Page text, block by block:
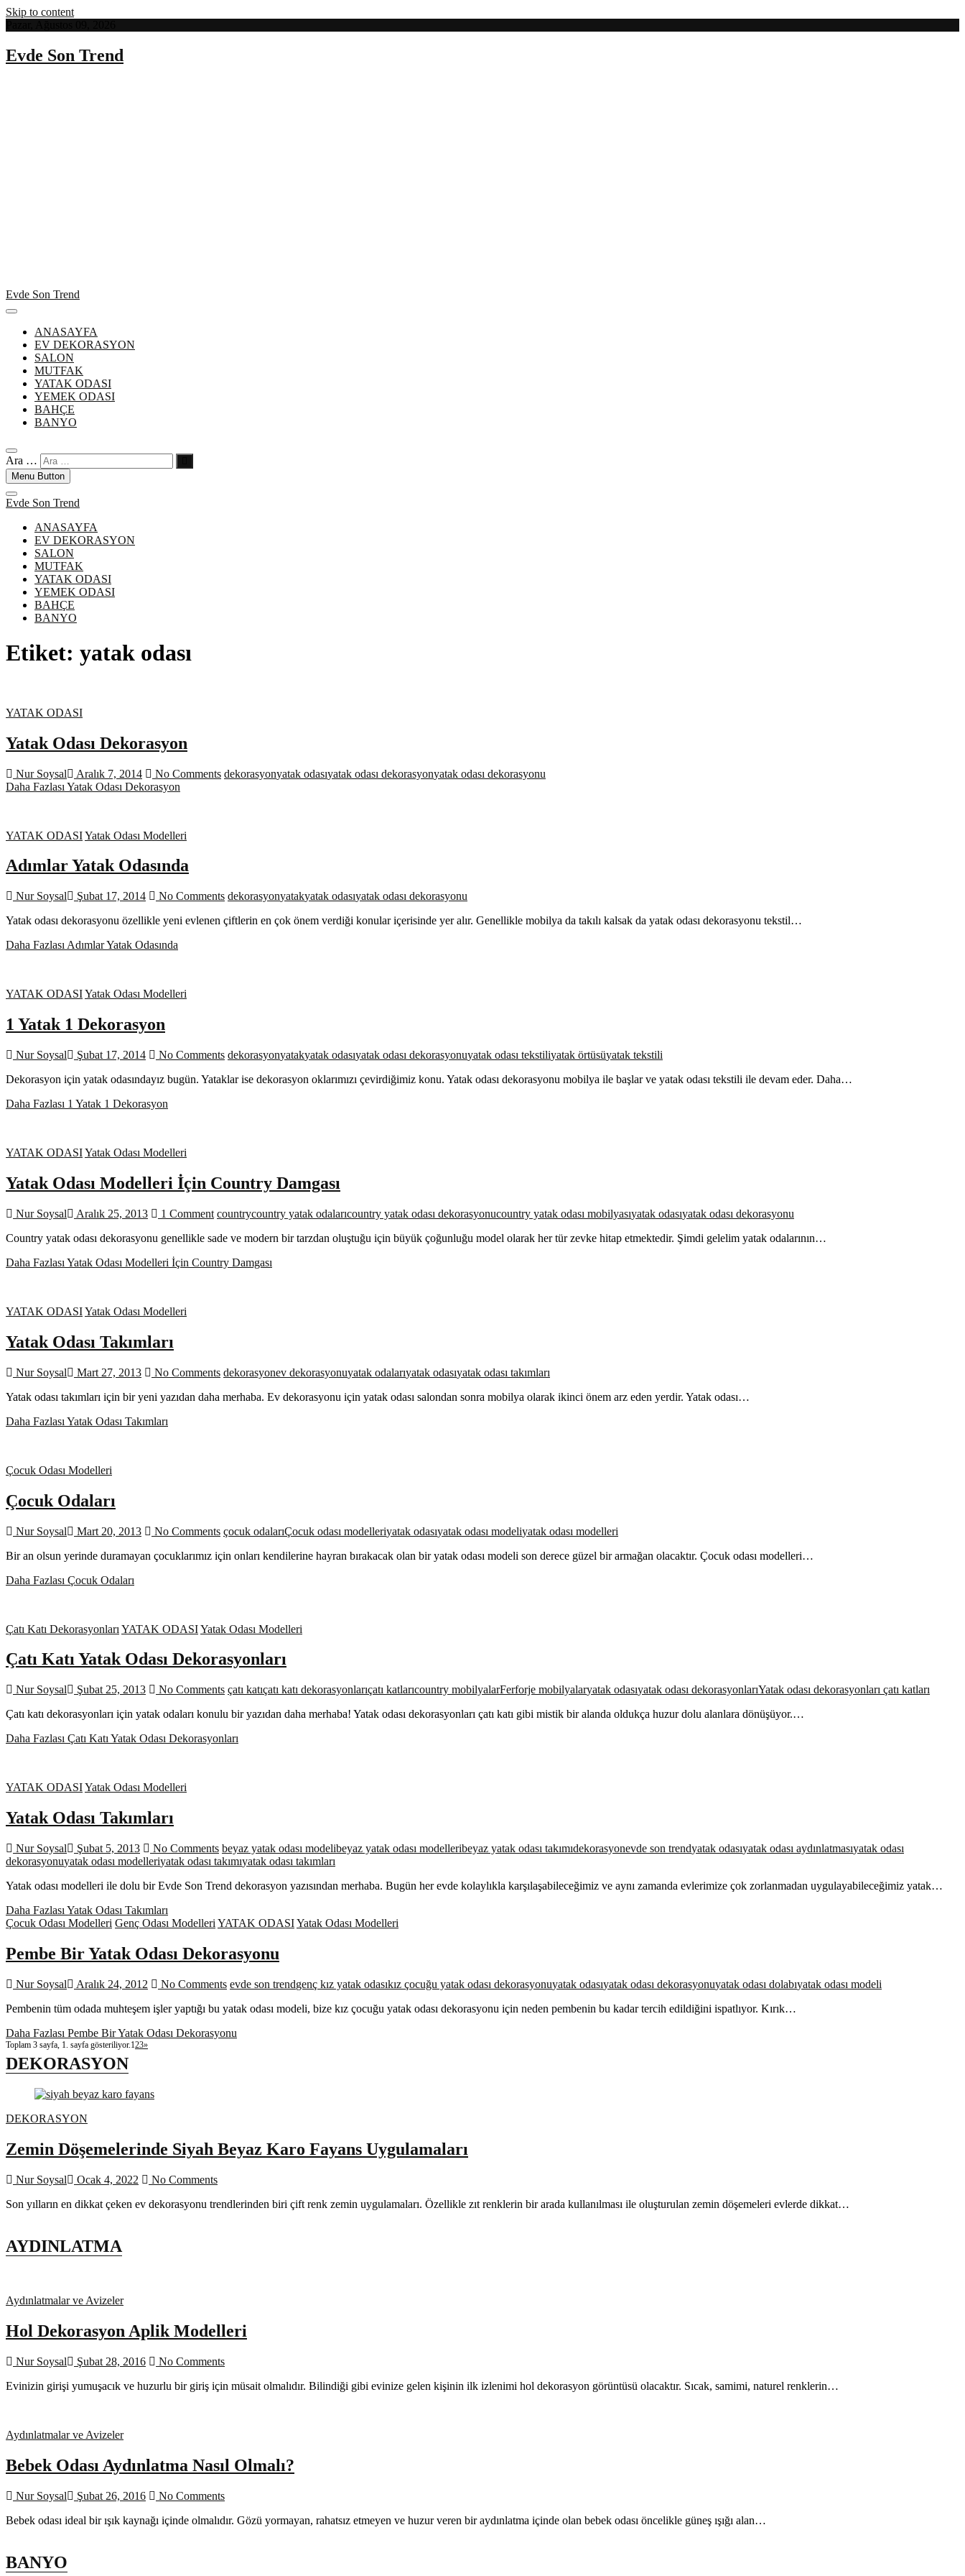
Skip to content
Evde Son Trend
Evde Son Trend
ANASAYFA
EV DEKORASYON
SALON
MUTFAK
YATAK ODASI
YEMEK ODASI
BAHÇE
BANYO
Ara …
Menu Button
Evde Son Trend
ANASAYFA
EV DEKORASYON
SALON
MUTFAK
YATAK ODASI
YEMEK ODASI
BAHÇE
BANYO
Etiket: yatak odası
YATAK ODASI
Yatak Odası Dekorasyon
Nur Soysal Aralık 7, 2014 No Comments dekorasyonyatak odasıyatak odası dekorasyonyatak odası dekorasyonu
Daha Fazlası Yatak Odası Dekorasyon
YATAK ODASIYatak Odası Modelleri
Adımlar Yatak Odasında
Nur Soysal Şubat 17, 2014 No Comments dekorasyonyatakyatak odasıyatak odası dekorasyonu
Yatak odası dekorasyonu özellikle yeni evlenen çiftlerin en çok önem verdiği konular içerisinde yer alır. Genellikle mobilya da takılı kalsak da yatak odası dekorasyonu tekstil…
Daha Fazlası Adımlar Yatak Odasında
YATAK ODASIYatak Odası Modelleri
1 Yatak 1 Dekorasyon
Nur Soysal Şubat 17, 2014 No Comments dekorasyonyatakyatak odasıyatak odası dekorasyonuyatak odası tekstiliyatak örtüsüyatak tekstili
Dekorasyon için yatak odasındayız bugün. Yataklar ise dekorasyon oklarımızı çevirdiğimiz konu. Yatak odası dekorasyonu mobilya ile başlar ve yatak odası tekstili ile devam eder. Daha…
Daha Fazlası 1 Yatak 1 Dekorasyon
YATAK ODASIYatak Odası Modelleri
Yatak Odası Modelleri İçin Country Damgası
Nur Soysal Aralık 25, 2013 1 Comment countrycountry yatak odalarıcountry yatak odası dekorasyonucountry yatak odası mobilyasıyatak odasıyatak odası dekorasyonu
Country yatak odası dekorasyonu genellikle sade ve modern bir tarzdan oluştuğu için büyük çoğunluğu model olarak her tür zevke hitap etmektedir. Şimdi gelelim yatak odalarının…
Daha Fazlası Yatak Odası Modelleri İçin Country Damgası
YATAK ODASIYatak Odası Modelleri
Yatak Odası Takımları
Nur Soysal Mart 27, 2013 No Comments dekorasyonev dekorasyonuyatak odalarıyatak odasıyatak odası takımları
Yatak odası takımları için bir yeni yazıdan daha merhaba. Ev dekorasyonu için yatak odası salondan sonra mobilya olarak ikinci önem arz eden yerdir. Yatak odası…
Daha Fazlası Yatak Odası Takımları
Çocuk Odası Modelleri
Çocuk Odaları
Nur Soysal Mart 20, 2013 No Comments çocuk odalarıÇocuk odası modelleriyatak odasıyatak odası modeliyatak odası modelleri
Bir an olsun yerinde duramayan çocuklarımız için onları kendilerine hayran bırakacak olan bir yatak odası modeli son derece güzel bir armağan olacaktır. Çocuk odası modelleri…
Daha Fazlası Çocuk Odaları
Çatı Katı Dekorasyonları YATAK ODASIYatak Odası Modelleri
Çatı Katı Yatak Odası Dekorasyonları
Nur Soysal Şubat 25, 2013 No Comments çatı katıçatı katı dekorasyonlarıçatı katlarıcountry mobilyalarFerforje mobilyalaryatak odasıyatak odası dekorasyonlarıYatak odası dekorasyonları çatı katları
Çatı katı dekorasyonları için yatak odaları konulu bir yazıdan daha merhaba! Yatak odası dekorasyonları çatı katı gibi mistik bir alanda oldukça huzur dolu alanlara dönüşüyor.…
Daha Fazlası Çatı Katı Yatak Odası Dekorasyonları
YATAK ODASIYatak Odası Modelleri
Yatak Odası Takımları
Nur Soysal Şubat 5, 2013 No Comments beyaz yatak odası modelibeyaz yatak odası modelleribeyaz yatak odası takımıdekorasyonevde son trendyatak odasıyatak odası aydınlatmasıyatak odası
dekorasyonuyatak odası modelleriyatak odası takımıyatak odası takımları
Yatak odası modelleri ile dolu bir Evde Son Trend dekorasyon yazısından merhaba. Bugün her evde kolaylıkla karşılaşabileceğimiz ve aynı zamanda evlerimize çok zorlanmadan uygulayabileceğimiz yatak…
Daha Fazlası Yatak Odası Takımları
Çocuk Odası Modelleri Genç Odası Modelleri YATAK ODASIYatak Odası Modelleri
Pembe Bir Yatak Odası Dekorasyonu
Nur Soysal Aralık 24, 2012 No Comments evde son trendgenç kız yatak odasıkız çocuğu yatak odası dekorasyonuyatak odasıyatak odası dekorasyonuyatak odası dolabıyatak odası modeli
Pembenin tüm odada muhteşem işler yaptığı bu yatak odası modeli, bize kız çocuğu yatak odası dekorasyonu için neden pembenin bu kadar tercih edildiğini ispatlıyor. Kırık…
Daha Fazlası Pembe Bir Yatak Odası Dekorasyonu
Toplam 3 sayfa, 1. sayfa gösteriliyor.123»
DEKORASYON
DEKORASYON
Zemin Döşemelerinde Siyah Beyaz Karo Fayans Uygulamaları
Nur Soysal Ocak 4, 2022
No Comments
Son yılların en dikkat çeken ev dekorasyonu trendlerinden biri çift renk zemin uygulamaları. Özellikle zıt renklerin bir arada kullanılması ile oluşturulan zemin döşemeleri evlerde dikkat…
AYDINLATMA
Aydınlatmalar ve Avizeler
Hol Dekorasyon Aplik Modelleri
Nur Soysal Şubat 28, 2016
No Comments
Evinizin girişi yumuşacık ve huzurlu bir giriş için müsait olmalıdır. Bilindiği gibi evinize gelen kişinin ilk izlenimi hol dekorasyon görüntüsü olacaktır. Sıcak, samimi, naturel renklerin…
Aydınlatmalar ve Avizeler
Bebek Odası Aydınlatma Nasıl Olmalı?
Nur Soysal Şubat 26, 2016
No Comments
Bebek odası ideal bir ışık kaynağı içinde olmalıdır. Gözü yormayan, rahatsız etmeyen ve huzur veren bir aydınlatma içinde olan bebek odası öncelikle güneş ışığı alan…
BANYO